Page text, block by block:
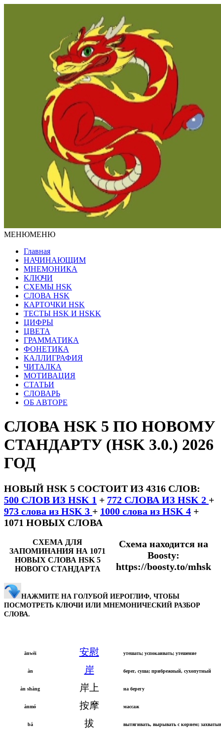
МЕНЮМЕНЮ
Главная
НАЧИНАЮЩИМ
МНЕМОНИКА
КЛЮЧИ
СХЕМЫ HSK
СЛОВА HSK
КАРТОЧКИ HSK
ТЕСТЫ HSK И HSKK
ЦИФРЫ
ЦВЕТА
ГРАММАТИКА
ФОНЕТИКА
КАЛЛИГРАФИЯ
ЧИТАЛКА
МОТИВАЦИЯ
СТАТЬИ
СЛОВАРЬ
ОБ АВТОРЕ
СЛОВА HSK 5 ПО НОВОМУ
СТАНДАРТУ (HSK 3.0.) 2026
ГОД
НОВЫЙ HSK 5 СОСТОИТ ИЗ 4316 СЛОВ:
500 СЛОВ ИЗ HSK 1 + 772 СЛОВА ИЗ HSK 2 +
973 слова из HSK 3 + 1000 слова из HSK 4 +
1071 НОВЫХ СЛОВА
СХЕМА ДЛЯ
ЗАПОМИНАНИЯ НА 1071
НОВЫХ СЛОВА HSK 5
НОВОГО СТАНДАРТА
Схема находится на
Boosty:
https://boosty.to/mhsk
НАЖМИТЕ НА ГОЛУБОЙ ИЕРОГЛИФ, ЧТОБЫ
ПОСМОТРЕТЬ КЛЮЧИ ИЛИ МНЕМОНИЧЕСКИЙ РАЗБОР
СЛОВА.
ānwèi 安慰 утешать; успокаивать; утешение
àn 岸 берег, суша; прибрежный, сухопутный
àn shàng 岸上 на берегу
ànmó 按摩 массаж
bá 拔 вытягивать, вырывать с корнем;